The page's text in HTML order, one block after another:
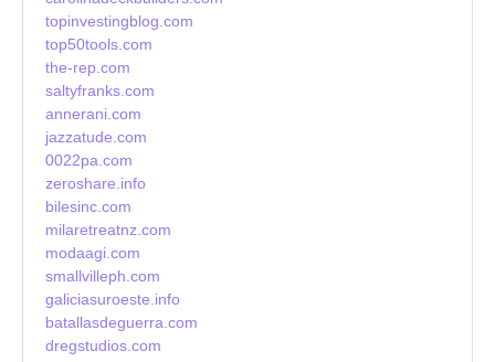
topinvestingblog.com
top50tools.com
the-rep.com
saltyfranks.com
annerani.com
jazzatude.com
0022pa.com
zeroshare.info
bilesinc.com
milaretreatnz.com
modaagi.com
smallvilleph.com
galiciasuroeste.info
batallasdeguerra.com
dregstudios.com